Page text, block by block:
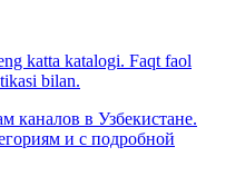
katta katalogi. Faqt faol
bilan.
каналов в Узбекистане.
и с подробной